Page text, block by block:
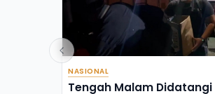
NASIONAL
Tengah Malam Didatangi